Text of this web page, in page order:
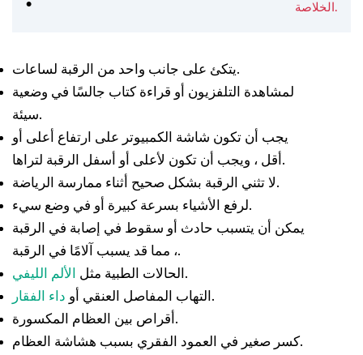
الخلاصة.
يتكئ على جانب واحد من الرقبة لساعات.
لمشاهدة التلفزيون أو قراءة كتاب جالسًا في وضعية
سيئة.
يجب أن تكون شاشة الكمبيوتر على ارتفاع أعلى أو
أقل ، ويجب أن تكون لأعلى أو أسفل الرقبة لتراها.
لا تثني الرقبة بشكل صحيح أثناء ممارسة الرياضة.
لرفع الأشياء بسرعة كبيرة أو في وضع سيء.
يمكن أن يتسبب حادث أو سقوط في إصابة في الرقبة
، مما قد يسبب آلامًا في الرقبة.
الحالات الطبية مثل
الألم الليفي
.
التهاب المفاصل العنقي أو داء الفقار
.
أقراص بين العظام المكسورة.
كسر صغير في العمود الفقري بسبب هشاشة العظام.